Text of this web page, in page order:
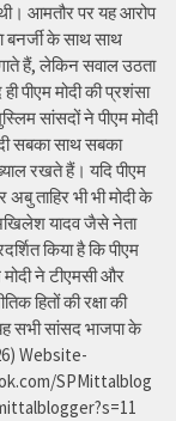
थी। आमतौर पर यह आरोप
बनर्जी के साथ साथ
हैं, लेकिन सवाल उठता
पीएम मोदी की प्रशंसा
सांसदों ने पीएम मोदी
सबका साथ सबका
रखते हैं। यदि पीएम
ताहिर भी भी मोदी के
यादव जैसे नेता
किया है कि पीएम
मोदी ने टीएमसी और
हितों की रक्षा की
सभी सांसद भाजपा के
Website-
SPMittalblog